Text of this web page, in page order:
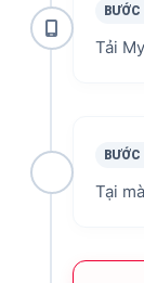
BƯỚC
Tải
BƯỚC
Tại